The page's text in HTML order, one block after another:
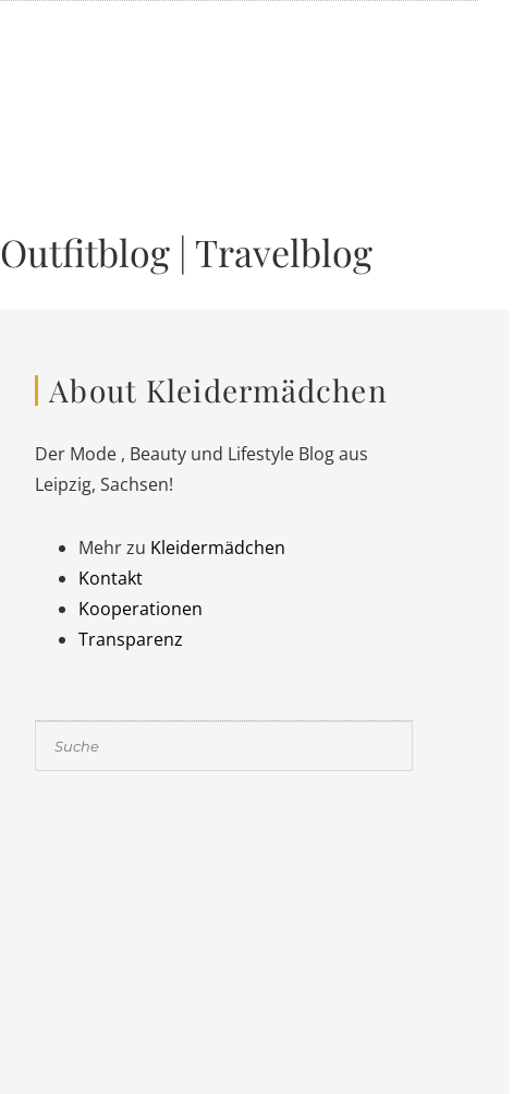
Outfitblog | Travelblog
About Kleidermädchen
Der Mode , Beauty und Lifestyle Blog aus
Leipzig, Sachsen!
Mehr zu Kleidermädchen
Kontakt
Kooperationen
Transparenz
Suchen